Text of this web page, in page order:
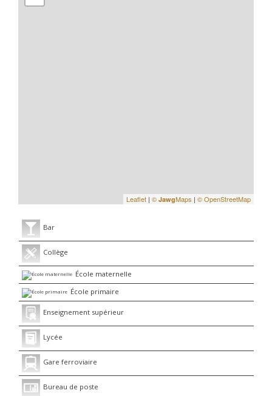
Leaflet | © JawgMaps | © OpenStreetMap
Bar
Collège
École maternelle
École primaire
Enseignement supérieur
Lycée
Gare ferroviaire
Bureau de poste